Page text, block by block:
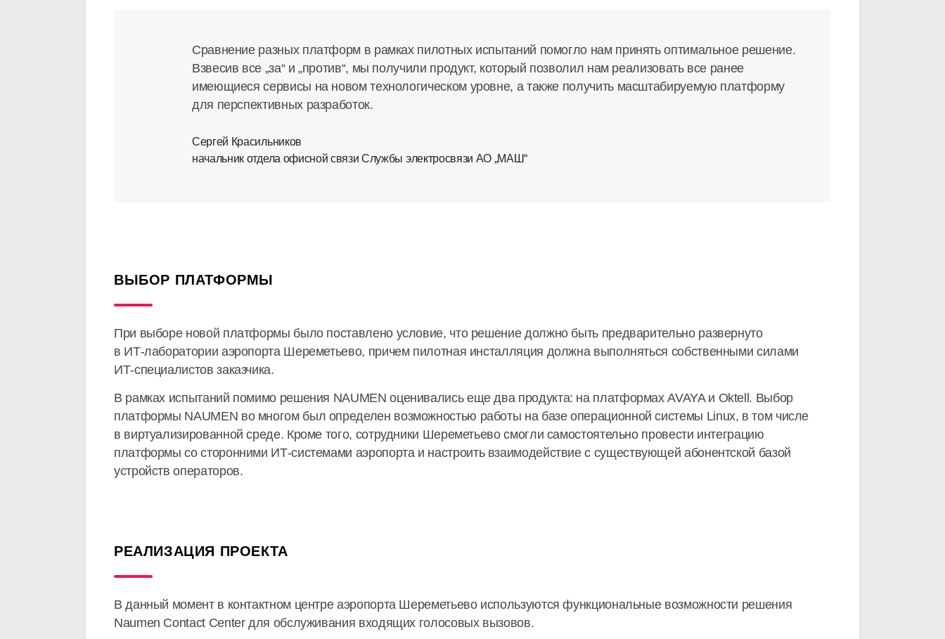
Сравнение разных платформ в рамках пилотных испытаний помогло нам принять оптимальное решение.
Взвесив все „за“ и „против“, мы получили продукт, который позволил нам реализовать все ранее
имеющиеся сервисы на новом технологическом уровне, а также получить масштабируемую платформу
для перспективных разработок.
Сергей Красильников
начальник отдела офисной связи Службы электросвязи АО „МАШ“
ВЫБОР ПЛАТФОРМЫ
При выборе новой платформы было поставлено условие, что решение должно быть предварительно развернуто
в ИТ-лаборатории аэропорта Шереметьево, причем пилотная инсталляция должна выполняться собственными силами
ИТ-специалистов заказчика.
В рамках испытаний помимо решения NAUMEN оценивались еще два продукта: на платформах AVAYA и Oktell. Выбор
платформы NAUMEN во многом был определен возможностью работы на базе операционной системы Linux, в том числе
в виртуализированной среде. Кроме того, сотрудники Шереметьево смогли самостоятельно провести интеграцию
платформы со сторонними ИТ-системами аэропорта и настроить взаимодействие с существующей абонентской базой
устройств операторов.
РЕАЛИЗАЦИЯ ПРОЕКТА
В данный момент в контактном центре аэропорта Шереметьево используются функциональные возможности решения
Naumen Contact Center для обслуживания входящих голосовых вызовов.